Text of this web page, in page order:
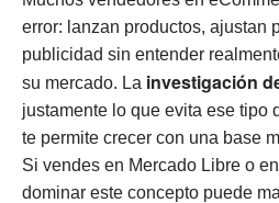
error: lanzan productos, ajustan
publicidad sin entender
su mercado. La investigación
justamente lo que evita ese tipo
te permite crecer con una base
Si vendes en Mercado Libre o
dominar este concepto puede